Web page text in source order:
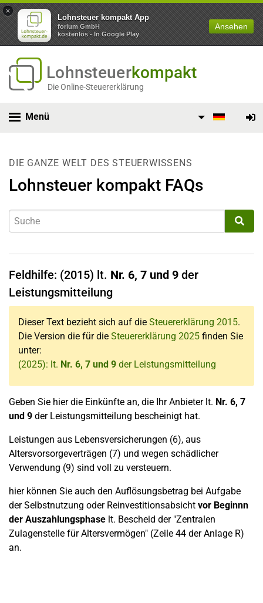
×
Lohnsteuer kompakt App
forium GmbH
kostenlos - In Google Play
Ansehen
Lohnsteuerkompakt
Die Online-Steuererklärung
Menü
DIE GANZE WELT DES STEUERWISSENS
Lohnsteuer kompakt FAQs
Feldhilfe: (2015) lt. Nr. 6, 7 und 9 der
Leistungsmitteilung
Dieser Text bezieht sich auf die Steuererklärung 2015.
Die Version die für die Steuererklärung 2025 finden Sie
unter:
(2025): lt. Nr. 6, 7 und 9 der Leistungsmitteilung
Geben Sie hier die Einkünfte an, die Ihr Anbieter lt. Nr. 6, 7
und 9 der Leistungsmitteilung bescheinigt hat.
Leistungen aus Lebensversicherungen (6), aus
Altersvorsorgeverträgen (7) und wegen schädlicher
Verwendung (9) sind voll zu versteuern.
hier können Sie auch den Auflösungsbetrag bei Aufgabe
der Selbstnutzung oder Reinvestitionsabsicht vor Beginnn
der Auszahlungsphase lt. Bescheid der "Zentralen
Zulagenstelle für Altersvermögen" (Zeile 44 der Anlage R)
an.